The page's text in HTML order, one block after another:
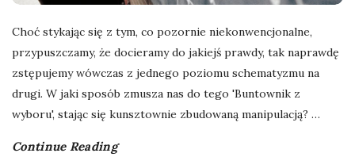
a
d
r
y
Choć stykając się z tym, co pozornie niekonwencjonalne,
przypuszczamy, że docieramy do jakiejś prawdy, tak naprawdę
zstępujemy wówczas z jednego poziomu schematyzmu na
drugi. W jaki sposób zmusza nas do tego 'Buntownik z
wyboru', stając się kunsztownie zbudowaną manipulacją? …
Continue Reading